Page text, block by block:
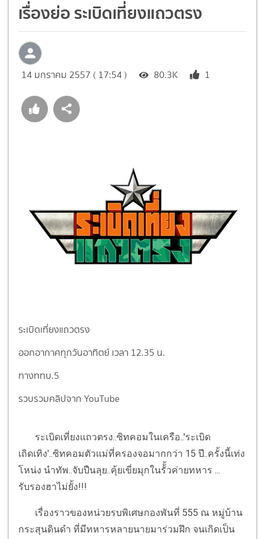
เรื่องย่อ ระเบิดเที่ยงแถวตรง
14 มกราคม 2557 ( 17:54 ) 80.3K 1
ระเบิดเที่ยงแถวตรง
ออกอากาศทุกวันอาทิตย์ เวลา 12.35 น.
ทางททบ.5
รวบรวมคลิปจาก YouTube
ระเบิดเที่ยงแถวตรง..ซิทคอมในเครือ..'ระเบิด
เถิดเทิง'..ซิทคอมตัวแม่ที่ครองจอมากกว่า 15 ปี..ครั้งนี้เท่ง
โหน่ง นำทัพ..จับปืนลุย..คุ้ยเขี่ยมุกในรัั้วค่ายทหาร ...
รับรองฮาไม่ยั้ง!!!
เรื่องราวของหน่วยรบพิเศษกองพันที่ 555 ณ หมู่บ้าน
กระสุนดินดำ ที่มีทหารหลายนายมาร่วมฝึก จนเกิดเป็น